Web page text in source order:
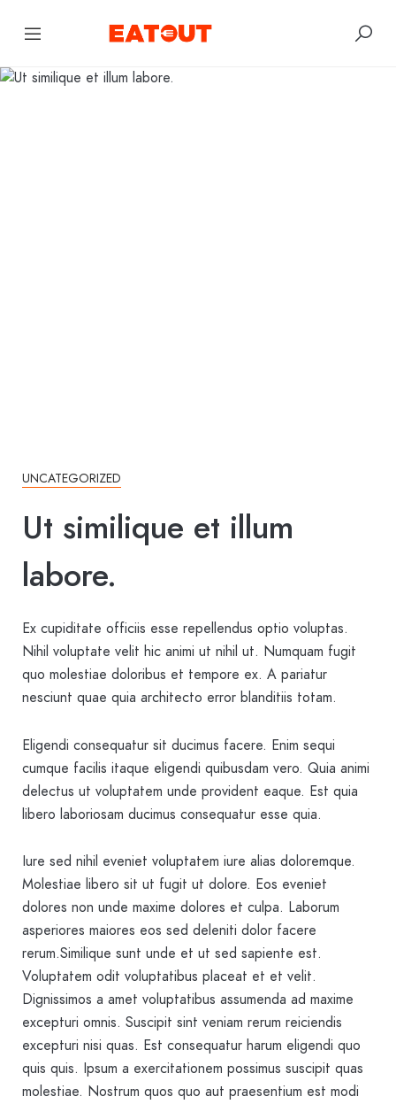
UNCATEGORIZED
Ut similique et illum
labore.
Ex cupiditate officiis esse repellendus optio voluptas.
Nihil voluptate velit hic animi ut nihil ut. Numquam fugit
quo molestiae doloribus et tempore ex. A pariatur
nesciunt quae quia architecto error blanditiis totam.
Eligendi consequatur sit ducimus facere. Enim sequi
cumque facilis itaque eligendi quibusdam vero. Quia animi
delectus ut voluptatem unde provident eaque. Est quia
libero laboriosam ducimus consequatur esse quia.
Iure sed nihil eveniet voluptatem iure alias doloremque.
Molestiae libero sit ut fugit ut dolore. Eos eveniet
dolores non unde maxime dolores et culpa. Laborum
asperiores maiores eos sed deleniti dolor facere
rerum.Similique sunt unde et ut sed sapiente est.
Voluptatem odit voluptatibus placeat et et velit.
Dignissimos a amet voluptatibus assumenda ad maxime
excepturi omnis. Suscipit sint veniam rerum reiciendis
excepturi nisi quas. Est consequatur harum eligendi quo
quis quis. Ipsum a exercitationem possimus suscipit quas
molestiae. Nostrum quos quo aut praesentium est modi